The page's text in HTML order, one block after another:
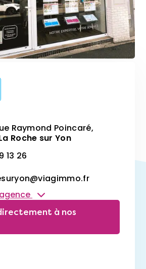
Raymond Poincaré,
Roche sur Yon
13 26
à nos